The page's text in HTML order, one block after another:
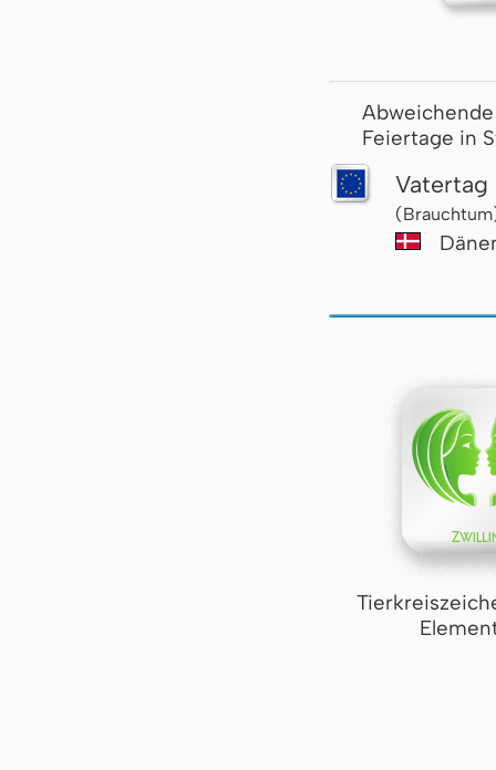
Feiertage in
Vatertag